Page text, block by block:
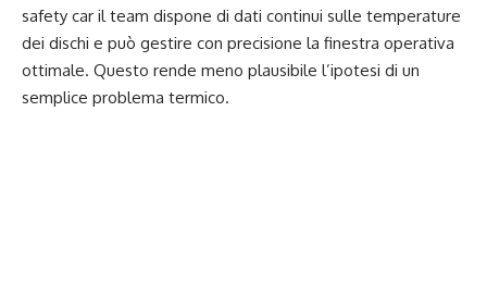
safety car il team dispone di dati continui sulle temperature
dei dischi e può gestire con precisione la finestra operativa
ottimale. Questo rende meno plausibile l’ipotesi di un
semplice problema termico.